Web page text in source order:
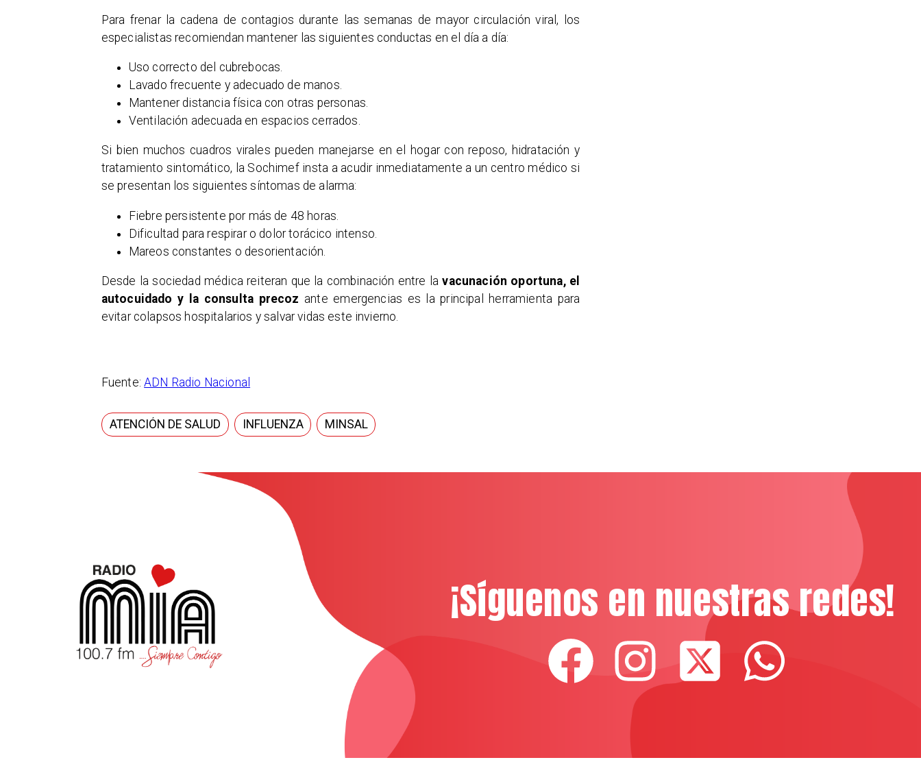
Para frenar la cadena de contagios durante las semanas de mayor circulación viral, los
especialistas recomiendan mantener las siguientes conductas en el día a día:
Uso correcto del cubrebocas.
Lavado frecuente y adecuado de manos.
Mantener distancia física con otras personas.
Ventilación adecuada en espacios cerrados.
Si bien muchos cuadros virales pueden manejarse en el hogar con reposo, hidratación y
tratamiento sintomático, la Sochimef insta a acudir inmediatamente a un centro médico si
se presentan los siguientes síntomas de alarma:
Fiebre persistente por más de 48 horas.
Dificultad para respirar o dolor torácico intenso.
Mareos constantes o desorientación.
Desde la sociedad médica reiteran que la combinación entre lavacunación oportuna, el
autocuidado y la consulta precoz ante emergencias es la principal herramienta para
evitar colapsos hospitalarios y salvar vidas este invierno.
Fuente:ADN Radio Nacional
ATENCIÓN DE SALUD INFLUENZA MINSAL
¡Síguenos en nuestras redes!